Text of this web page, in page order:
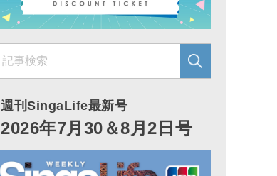
週刊SingaLife最新号
2026年7月30＆8月2日号